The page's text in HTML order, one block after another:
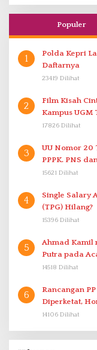
Populer
1
Polda Kepri
Daftarnya
23419 Dilihat
2
Film Kisah
Kampus UGM
17826 Dilihat
3
UU Nomor 20
PPPK. PNS
15621 Dilihat
4
Single Salary
(TPG) Hilang?
15396 Dilihat
5
Ahmad Kamil mendampingi Langsung Dike Mandala
Putra pada
Proklamasi
14518 Dilihat
6
Rancangan
Diperketat,
14106 Dilihat